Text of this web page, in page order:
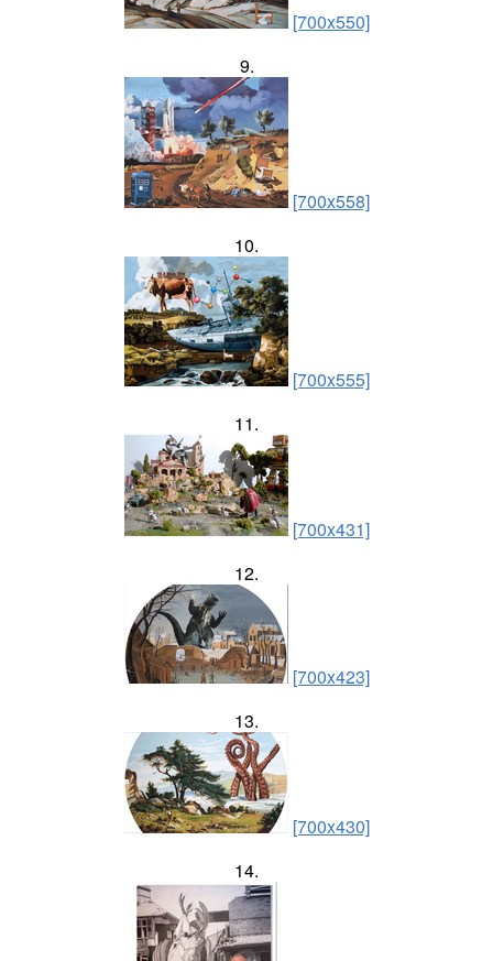
[700x550]
9.
[700x558]
10.
[700x555]
11.
[700x431]
12.
[700x423]
13.
[700x430]
14.